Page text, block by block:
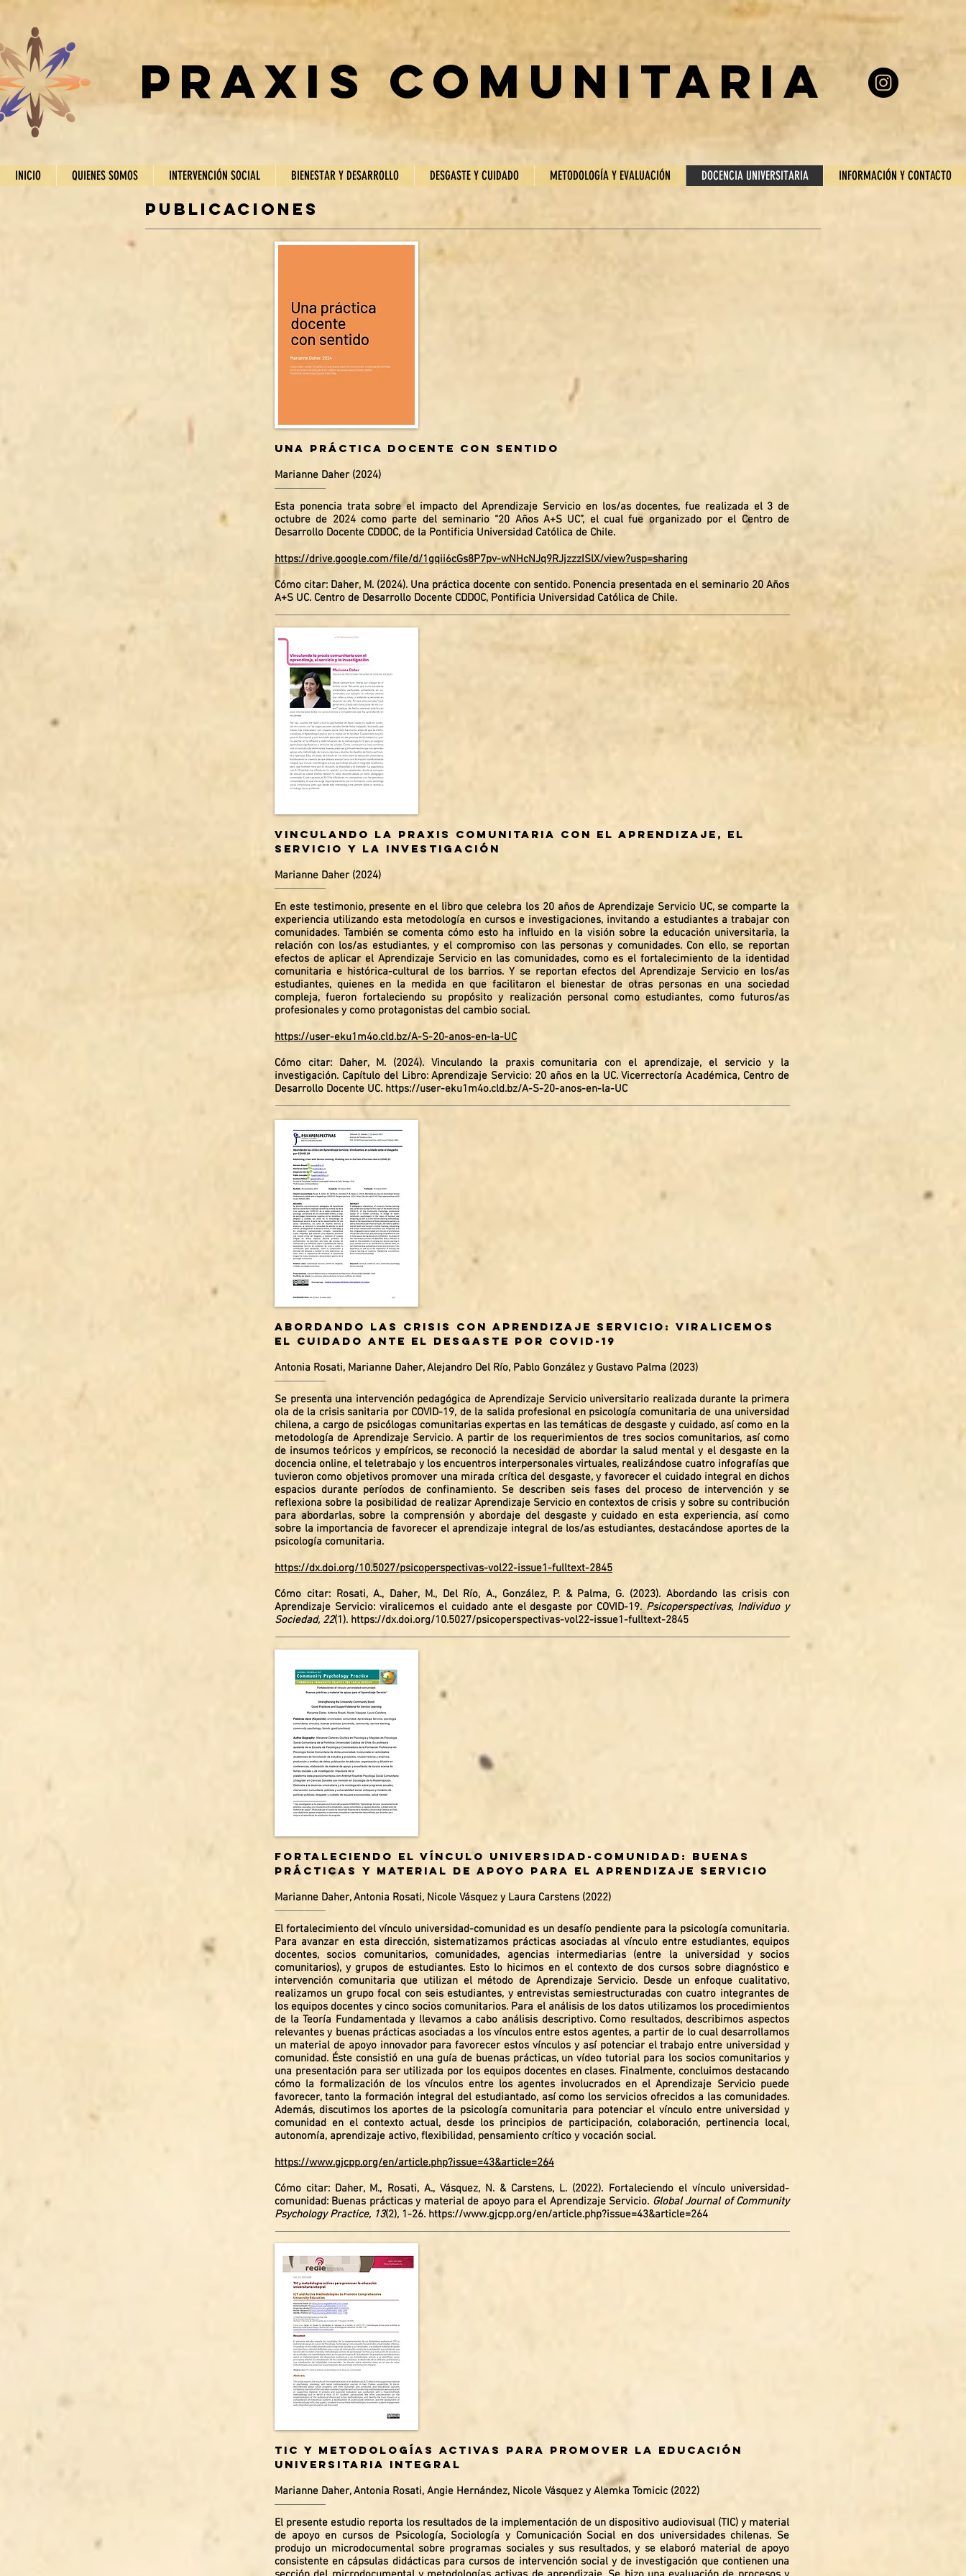
praxis comunitaria
INICIO QUIENES SOMOS INTERVENCIÓN SOCIAL BIENESTAR Y DESARROLLO DESGASTE Y CUIDADO METODOLOGÍA Y EVALUACIÓN DOCENCIA UNIVERSITARIA INFORMACIÓN Y CONTACTO
PUBLICACIONES
una práctica docente con sentido
Marianne Daher (2024)
Esta ponencia trata sobre el impacto del Aprendizaje Servicio en los/as docentes, fue realizada el 3 de
octubre de 2024 como parte del seminario “20 Años A+S UC”, el cual fue organizado por el Centro de
Desarrollo Docente CDDOC, de la Pontificia Universidad Católica de Chile.
https://drive.google.com/file/d/1gqii6cGs8P7pv-wNHcNJq9RJjzzzISlX/view?usp=sharing
Cómo citar: Daher, M. (2024). Una práctica docente con sentido. Ponencia presentada en el seminario 20 Años
A+S UC. Centro de Desarrollo Docente CDDOC, Pontificia Universidad Católica de Chile.
Vinculando la praxis comunitaria con el aprendizaje, el
servicio y la investigación
Marianne Daher (2024)
En este testimonio, presente en el libro que celebra los 20 años de Aprendizaje Servicio UC, se comparte la
experiencia utilizando esta metodología en cursos e investigaciones, invitando a estudiantes a trabajar con
comunidades. También se comenta cómo esto ha influido en la visión sobre la educación universitaria, la
relación con los/as estudiantes, y el compromiso con las personas y comunidades. Con ello, se reportan
efectos de aplicar el Aprendizaje Servicio en las comunidades, como es el fortalecimiento de la identidad
comunitaria e histórica-cultural de los barrios. Y se reportan efectos del Aprendizaje Servicio en los/as
estudiantes, quienes en la medida en que facilitaron el bienestar de otras personas en una sociedad
compleja, fueron fortaleciendo su propósito y realización personal como estudiantes, como futuros/as
profesionales y como protagonistas del cambio social.
https://user-eku1m4o.cld.bz/A-S-20-anos-en-la-UC
Cómo citar: Daher, M. (2024). Vinculando la praxis comunitaria con el aprendizaje, el servicio y la
investigación. Capítulo del Libro: Aprendizaje Servicio: 20 años en la UC. Vicerrectoría Académica, Centro de
Desarrollo Docente UC. https://user-eku1m4o.cld.bz/A-S-20-anos-en-la-UC
Abordando las crisis con Aprendizaje Servicio: viralicemos
el cuidado ante el desgaste por COVID-19
Antonia Rosati, Marianne Daher, Alejandro Del Río, Pablo González y Gustavo Palma (2023)
Se presenta una intervención pedagógica de Aprendizaje Servicio universitario realizada durante la primera
ola de la crisis sanitaria por COVID-19, de la salida profesional en psicología comunitaria de una universidad
chilena, a cargo de psicólogas comunitarias expertas en las temáticas de desgaste y cuidado, así como en la
metodología de Aprendizaje Servicio. A partir de los requerimientos de tres socios comunitarios, así como
de insumos teóricos y empíricos, se reconoció la necesidad de abordar la salud mental y el desgaste en la
docencia online, el teletrabajo y los encuentros interpersonales virtuales, realizándose cuatro infografías que
tuvieron como objetivos promover una mirada crítica del desgaste, y favorecer el cuidado integral en dichos
espacios durante períodos de confinamiento. Se describen seis fases del proceso de intervención y se
reflexiona sobre la posibilidad de realizar Aprendizaje Servicio en contextos de crisis y sobre su contribución
para abordarlas, sobre la comprensión y abordaje del desgaste y cuidado en esta experiencia, así como
sobre la importancia de favorecer el aprendizaje integral de los/as estudiantes, destacándose aportes de la
psicología comunitaria.
https://dx.doi.org/10.5027/psicoperspectivas-vol22-issue1-fulltext-2845
Cómo citar: Rosati, A., Daher, M., Del Río, A., González, P. & Palma, G. (2023). Abordando las crisis con
Aprendizaje Servicio: viralicemos el cuidado ante el desgaste por COVID-19. Psicoperspectivas, Individuo y
Sociedad, 22(1). https://dx.doi.org/10.5027/psicoperspectivas-vol22-issue1-fulltext-2845
Fortaleciendo el vínculo universidad-comunidad: Buenas
prácticas y material de apoyo para el aprendizaje servicio
Marianne Daher, Antonia Rosati, Nicole Vásquez y Laura Carstens (2022)
El fortalecimiento del vínculo universidad-comunidad es un desafío pendiente para la psicología comunitaria.
Para avanzar en esta dirección, sistematizamos prácticas asociadas al vínculo entre estudiantes, equipos
docentes, socios comunitarios, comunidades, agencias intermediarias (entre la universidad y socios
comunitarios), y grupos de estudiantes. Esto lo hicimos en el contexto de dos cursos sobre diagnóstico e
intervención comunitaria que utilizan el método de Aprendizaje Servicio. Desde un enfoque cualitativo,
realizamos un grupo focal con seis estudiantes, y entrevistas semiestructuradas con cuatro integrantes de
los equipos docentes y cinco socios comunitarios. Para el análisis de los datos utilizamos los procedimientos
de la Teoría Fundamentada y llevamos a cabo análisis descriptivo. Como resultados, describimos aspectos
relevantes y buenas prácticas asociadas a los vínculos entre estos agentes, a partir de lo cual desarrollamos
un material de apoyo innovador para favorecer estos vínculos y así potenciar el trabajo entre universidad y
comunidad. Éste consistió en una guía de buenas prácticas, un vídeo tutorial para los socios comunitarios y
una presentación para ser utilizada por los equipos docentes en clases. Finalmente, concluimos destacando
cómo la formalización de los vínculos entre los agentes involucrados en el Aprendizaje Servicio puede
favorecer, tanto la formación integral del estudiantado, así como los servicios ofrecidos a las comunidades.
Además, discutimos los aportes de la psicología comunitaria para potenciar el vínculo entre universidad y
comunidad en el contexto actual, desde los principios de participación, colaboración, pertinencia local,
autonomía, aprendizaje activo, flexibilidad, pensamiento crítico y vocación social.
https://www.gjcpp.org/en/article.php?issue=43&article=264
Cómo citar: Daher, M., Rosati, A., Vásquez, N. & Carstens, L. (2022). Fortaleciendo el vínculo universidad-
comunidad: Buenas prácticas y material de apoyo para el Aprendizaje Servicio. Global Journal of Community
Psychology Practice, 13(2), 1-26. https://www.gjcpp.org/en/article.php?issue=43&article=264
TIC y metodologías activas para promover la educación
universitaria integral
Marianne Daher, Antonia Rosati, Angie Hernández, Nicole Vásquez y Alemka Tomicic (2022)
El presente estudio reporta los resultados de la implementación de un dispositivo audiovisual (TIC) y material
de apoyo en cursos de Psicología, Sociología y Comunicación Social en dos universidades chilenas. Se
produjo un microdocumental sobre programas sociales y sus resultados, y se elaboró material de apoyo
consistente en cápsulas didácticas para cursos de intervención social y de investigación que contienen una